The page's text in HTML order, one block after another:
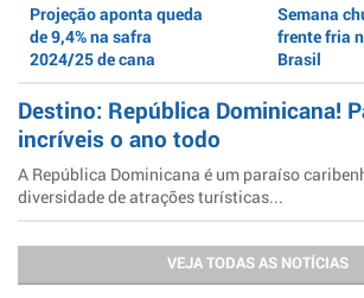
Projeção aponta queda
de 9,4% na safra
2024/25 de cana
Semana
frente fria
Brasil
Destino: República Dominicana!
incríveis o ano todo
A República Dominicana é um paraíso
diversidade de atrações turísticas...
VEJA TODAS AS NOTÍCIAS